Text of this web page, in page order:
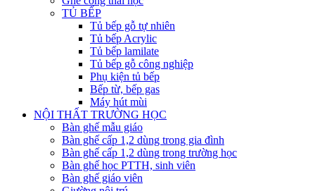
TỦ BẾP
Tủ bếp gỗ tự nhiên
Tủ bếp Acrylic
Tủ bếp lamilate
Tủ bếp gỗ công nghiệp
Phụ kiện tủ bếp
Bếp từ, bếp gas
Máy hút mùi
NỘI THẤT TRƯỜNG HỌC
Bàn ghế mẫu giáo
Bàn ghế cấp 1,2 dùng trong gia đình
Bàn ghế cấp 1,2 dùng trong trường học
Bàn ghế học PTTH, sinh viên
Bàn ghế giáo viên